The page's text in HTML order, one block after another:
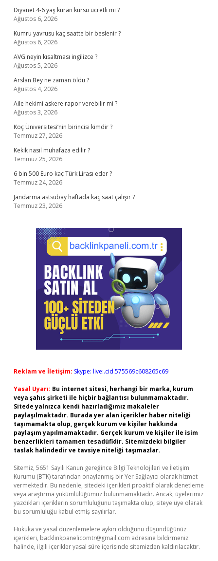
Diyanet 4-6 yaş kuran kursu ücretli mi ?
Ağustos 6, 2026
Kumru yavrusu kaç saatte bir beslenir ?
Ağustos 6, 2026
AVG neyin kısaltması ingilizce ?
Ağustos 5, 2026
Arslan Bey ne zaman öldü ?
Ağustos 4, 2026
Aile hekimi askere rapor verebilir mi ?
Ağustos 3, 2026
Koç Üniversitesi’nin birincisi kimdir ?
Temmuz 27, 2026
Kekik nasıl muhafaza edilir ?
Temmuz 25, 2026
6 bin 500 Euro kaç Türk Lirası eder ?
Temmuz 24, 2026
Jandarma astsubay haftada kaç saat çalışır ?
Temmuz 23, 2026
Reklam ve İletişim: Skype: live:.cid.575569c608265c69
Yasal Uyarı: Bu internet sitesi, herhangi bir marka, kurum
veya şahıs şirketi ile hiçbir bağlantısı bulunmamaktadır.
Sitede yalnızca kendi hazırladığımız makaleler
paylaşılmaktadır. Burada yer alan içerikler haber niteliği
taşımamakta olup, gerçek kurum ve kişiler hakkında
paylaşım yapılmamaktadır. Gerçek kurum ve kişiler ile isim
benzerlikleri tamamen tesadüfidir. Sitemizdeki bilgiler
taslak halindedir ve tavsiye niteliği taşımazlar.
Sitemiz, 5651 Sayılı Kanun gereğince Bilgi Teknolojileri ve İletişim
Kurumu (BTK) tarafından onaylanmış bir Yer Sağlayıcı olarak hizmet
vermektedir. Bu nedenle, sitedeki içerikleri proaktif olarak denetleme
veya araştırma yükümlülüğümüz bulunmamaktadır. Ancak, üyelerimiz
yazdıkları içeriklerin sorumluluğunu taşımakta olup, siteye üye olarak
bu sorumluluğu kabul etmiş sayılırlar.
Hukuka ve yasal düzenlemelere aykırı olduğunu düşündüğünüz
içerikleri, backlinkpanelicomtr@gmail.com adresine bildirmeniz
halinde, ilgili içerikler yasal süre içerisinde sitemizden kaldırılacaktır.